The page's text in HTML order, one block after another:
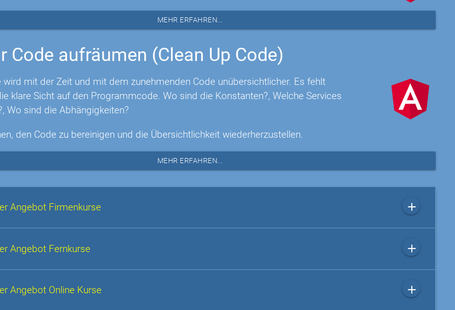
MEHR ERFAHREN...
Code aufräumen (Clean Up Code)
wird mit der Zeit und mit dem zunehmenden Code unübersichtlicher. Es fehlt
klare Sicht auf den Programmcode. Wo sind die Konstanten?, Welche Services
Wo sind die Abhängigkeiten?
den Code zu bereinigen und die Übersichtlichkeit wiederherzustellen.
MEHR ERFAHREN...
Angebot Firmenkurse add
Angebot Fernkurse add
Angebot Online Kurse add